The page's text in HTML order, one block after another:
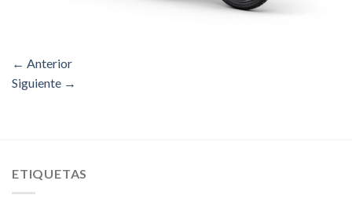
← Anterior
Siguiente →
ETIQUETAS